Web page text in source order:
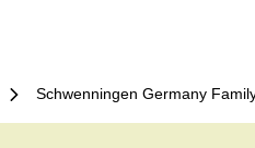
Schwenningen Germany